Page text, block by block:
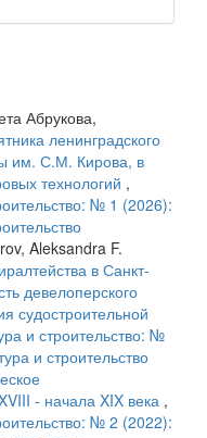
Абрукова,
ленинградского
им. С.М. Кирова, в
технологий ,
№ 1 (2026):
Aleksandra F.
в Санкт-
девелоперского
судостроительной
и строительство: №
и строительство
- начала XIX века ,
№ 2 (2022):